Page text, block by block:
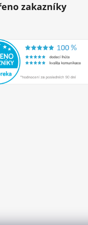
zakazníky